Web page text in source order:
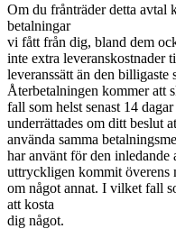
Om du frånträder detta avtal
betalningar
vi fått från dig, bland dem
inte extra leveranskostnader
leveranssätt än den billigaste
Återbetalningen kommer att
fall som helst senast 14
underrättades om ditt beslut
använda samma
har använt för den inledande
uttryckligen kommit överens
om något annat. I vilket fall
att kosta
dig något.